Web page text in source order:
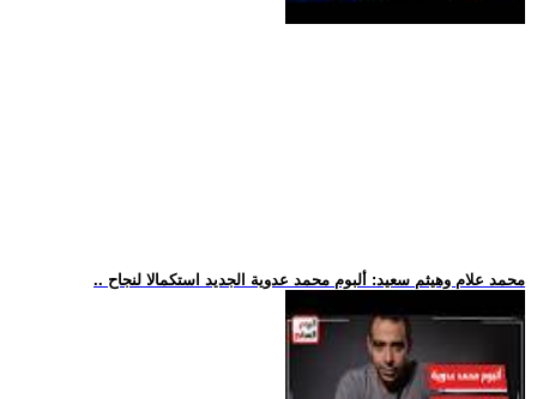
.. محمد علام وهيثم سعيد: ألبوم محمد عدوية الجديد استكمالا لنجاح